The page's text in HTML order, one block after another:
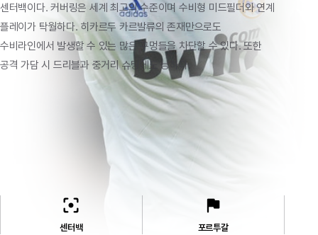
센터백이다. 커버링은 세계 최고의수준이며 수비형 미드필더와연계
플레이가 탁월하다. 히카르두 카르발류의 존재만으로도
수비라인에서 발생할수 있는 많은 구멍들을 차단할수있다.또한
공격 가담 시 드리블과 중거리슈팅에도 능하다.
filter_center_focus
센터백
flag
포르투갈